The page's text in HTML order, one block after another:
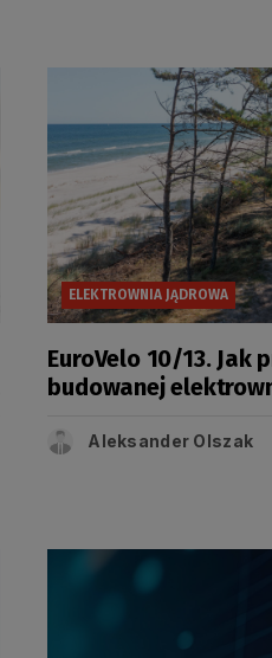
ELEKTROWNIA JĄDROWA
EuroVelo 10/13. Jak
budowanej
Aleksander Olszak